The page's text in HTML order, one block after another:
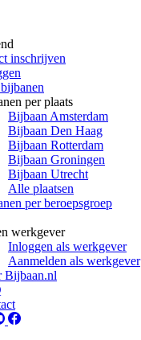
inschrijven
per plaats
Bijbaan Amsterdam
Bijbaan Den Haag
Bijbaan Rotterdam
Bijbaan Groningen
Bijbaan Utrecht
Alle plaatsen
per beroepsgroep
werkgever
Inloggen als werkgever
Aanmelden als werkgever
Bijbaan.nl